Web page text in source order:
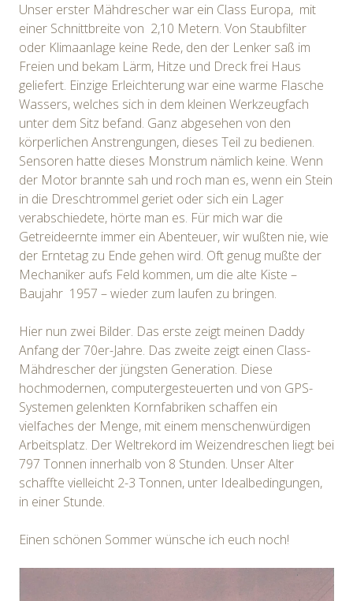
Unser erster Mähdrescher war ein Class Europa, mit
einer Schnittbreite von 2,10 Metern. Von Staubfilter
oder Klimaanlage keine Rede, den der Lenker saß im
Freien und bekam Lärm, Hitze und Dreck frei Haus
geliefert. Einzige Erleichterung war eine warme Flasche
Wassers, welches sich in dem kleinen Werkzeugfach
unter dem Sitz befand. Ganz abgesehen von den
körperlichen Anstrengungen, dieses Teil zu bedienen.
Sensoren hatte dieses Monstrum nämlich keine. Wenn
der Motor brannte sah und roch man es, wenn ein Stein
in die Dreschtrommel geriet oder sich ein Lager
verabschiedete, hörte man es. Für mich war die
Getreideernte immer ein Abenteuer, wir wußten nie, wie
der Erntetag zu Ende gehen wird. Oft genug mußte der
Mechaniker aufs Feld kommen, um die alte Kiste –
Baujahr 1957 – wieder zum laufen zu bringen.
Hier nun zwei Bilder. Das erste zeigt meinen Daddy
Anfang der 70er-Jahre. Das zweite zeigt einen Class-
Mähdrescher der jüngsten Generation. Diese
hochmodernen, computergesteuerten und von GPS-
Systemen gelenkten Kornfabriken schaffen ein
vielfaches der Menge, mit einem menschenwürdigen
Arbeitsplatz. Der Weltrekord im Weizendreschen liegt bei
797 Tonnen innerhalb von 8 Stunden. Unser Alter
schaffte vielleicht 2-3 Tonnen, unter Idealbedingungen,
in einer Stunde.
Einen schönen Sommer wünsche ich euch noch!